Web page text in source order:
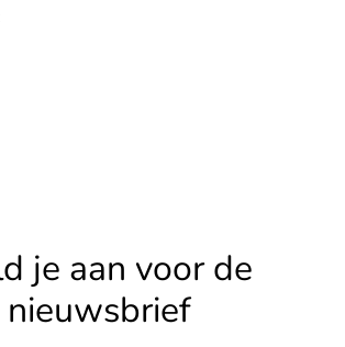
je aan voor de
nieuwsbrief